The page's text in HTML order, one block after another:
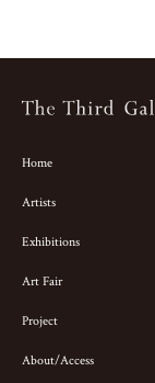
Home
Artists
Exhibitions
Art Fair
Project
About/Access